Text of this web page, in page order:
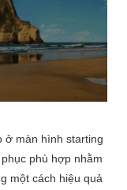
ở màn hình starting
phù hợp nhằm
một cách hiệu quả